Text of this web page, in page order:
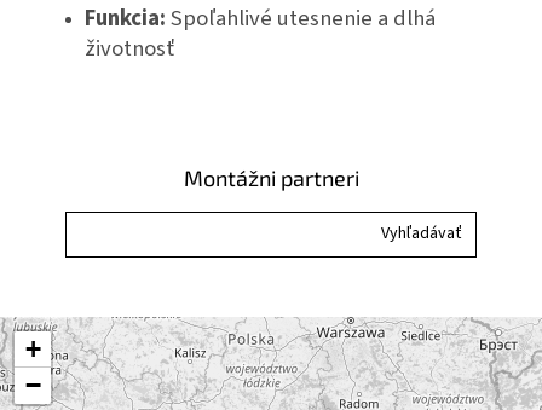
Funkcia:Spoľahlivé utesnenie a dlhá
životnosť
Montážni partneri
+
−